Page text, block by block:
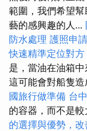
範圍，我們希望
藝的感興趣的人...
防水處理 護照申
快速精準定位對方
是，當油在油箱
這可能會對船隻造
國旅行做準備 台
的容器，而不是較
的選擇與優勢，